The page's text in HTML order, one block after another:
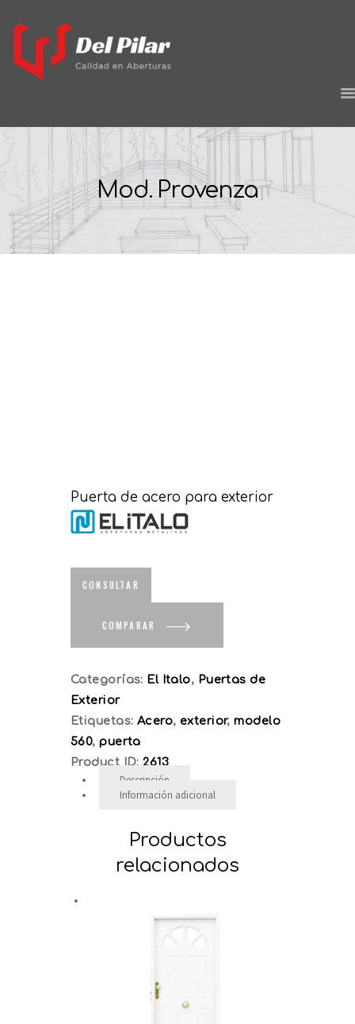
Mod. Provenza
HOME
EMPRESA
PROYECTOS
PRODUCTOS
CONTACTO
Puerta de acero para exterior
COMPARAR
Categorías: El Italo, Puertas de
Exterior
Etiquetas: Acero, exterior,modelo
560,puerta
Product ID:2613
Descripción
Información adicional
Productos
relacionados